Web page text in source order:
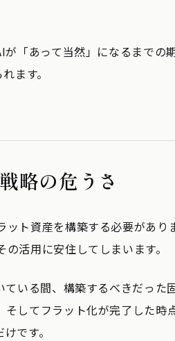
「あって当然」になるまでの
ます。
略の危うさ
ト資産を構築する必要があり
活用に安住してしまいます。
いる間、構築するべきだった
してフラット化が完了した時
です。